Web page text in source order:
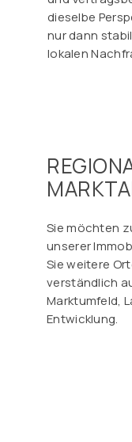
dieselbe
nur dann
lokalen
Sie möchten
unserer
Sie weitere
verständlich
Marktumfeld,
Entwicklung.